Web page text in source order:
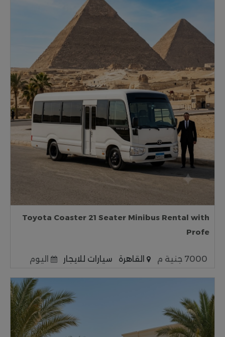
Toyota Coaster 21 Seater Minibus Rental with
Profe
7000 جنية م القاهرة سيارات للايجار اليوم